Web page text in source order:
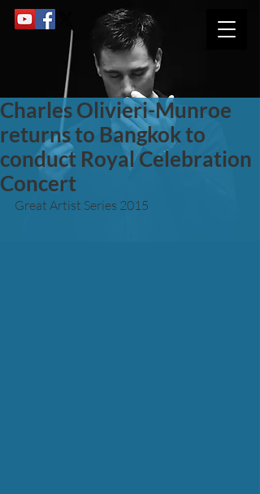
Charles Olivieri-Munroe
returns to Bangkok to
conduct Royal Celebration
Concert
Great Artist Series 2015